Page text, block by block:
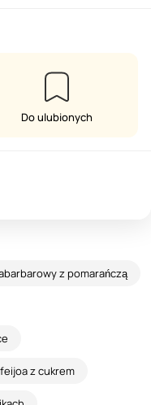
Do ulubionych
z pomarańczą
z cukrem